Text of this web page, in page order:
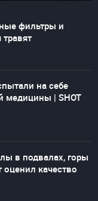
фильтры и
на себе
медицины | SHOT
в подвалах, горы
оценил качество